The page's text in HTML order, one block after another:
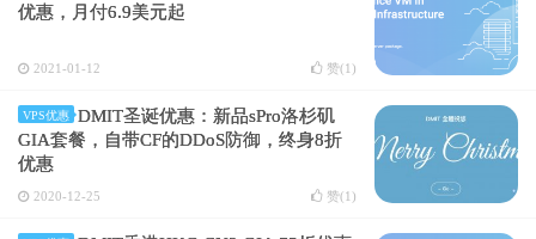
优惠，月付6.9美元起
2021-01-12 赞(1 )
VPS优惠
DMIT圣诞优惠：新品sPro洛杉矶
GIA套餐，自带CF的DDoS防御，终身8折
优惠
2020-12-25 赞(1 )